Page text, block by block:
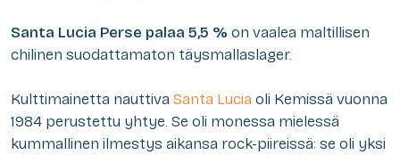
Santa Lucia Perse palaa 5,5 % on vaalea maltillisen
chilinen suodattamaton täysmallaslager.
Kulttimainetta nauttiva Santa Lucia oli Kemissä vuonna
1984 perustettu yhtye. Se oli monessa mielessä
kummallinen ilmestys aikansa rock-piireissä: se oli yksi